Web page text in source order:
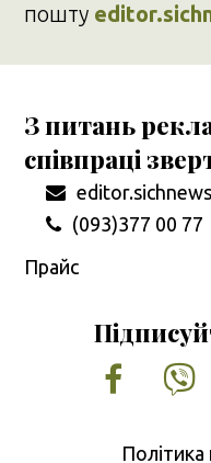
пошту
З питань
співпраці
(093)377 00 77
Прайс
Політика